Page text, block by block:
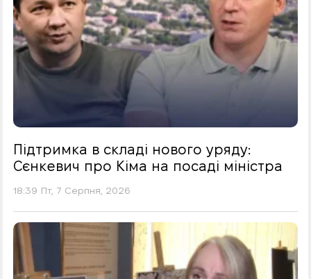
Підтримка в складі нового уряду:
Сєнкевич про Кіма на посаді міністра
18:39 Пт, 7 Серпня, 2026